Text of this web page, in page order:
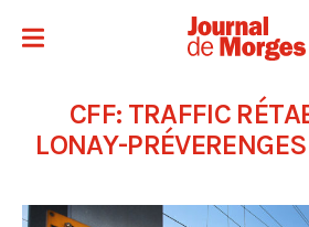
CFF: TRAFFIC
LONAY-